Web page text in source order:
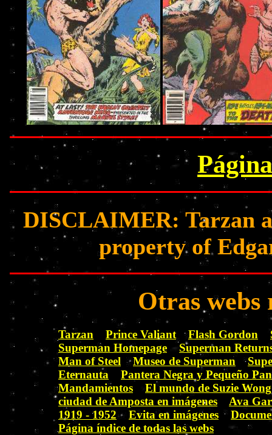
DISCLAIMER: Tarzan
property of
Otras webs
Tarzan Prince Valiant Flash Gordon
Superman Homepage
Superman
Man of Steel
Museo de Superman
Eternauta
Pantera Negra y Pequeño
Mandamientos
El mundo de Suzie Wong
ciudad de Amposta en imágenes
Ava
1919 - 1952
Evita en imágenes
Página índice de todas las webs